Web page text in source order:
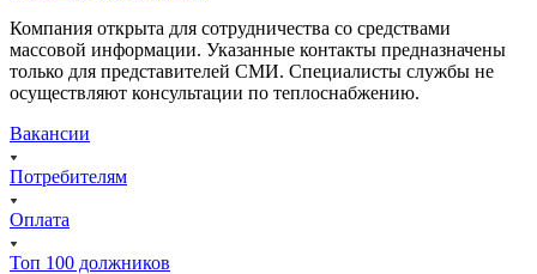
Компания открыта для сотрудничества со средствами
массовой информации. Указанные контакты предназначены
только для представителей СМИ. Специалисты службы не
осуществляют консультации по теплоснабжению.
Вакансии
Потребителям
Оплата
Топ 100 должников